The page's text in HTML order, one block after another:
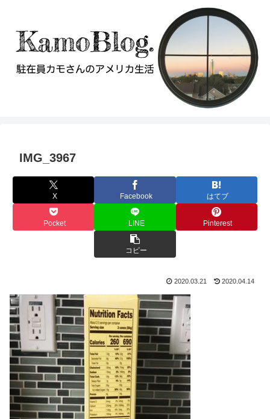
IMG_3967
X Facebook はてブ
Pocket LINE Pinterest
コピー
2020.03.21 2020.04.14